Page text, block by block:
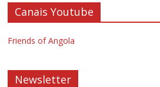
Canais Youtube
Friends of Angola
Newsletter